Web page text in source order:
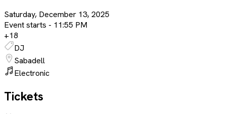
Saturday, December 13, 2025
Event starts - 11:55 PM
+18
DJ
Sabadell
Electronic
Tickets